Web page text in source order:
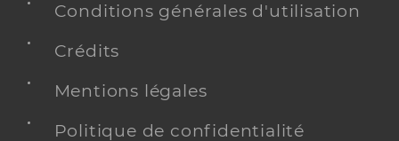
Conditions générales d'utilisation
Crédits
Mentions légales
Politique de confidentialité